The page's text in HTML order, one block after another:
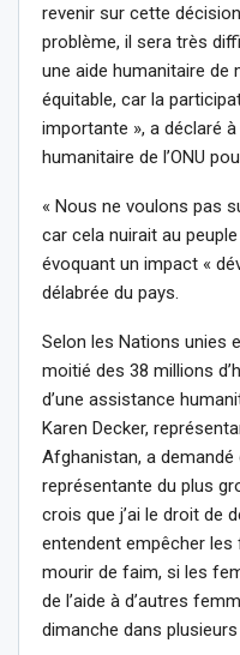
revenir sur cette
problème, il sera très
une aide humanitaire de
équitable, car la
importante », a déclaré
humanitaire de l’ONU
« Nous ne voulons pas
car cela nuirait au
évoquant un impact «
délabrée du pays.
Selon les Nations unies
moitié des 38 millions
d’une assistance
Karen Decker,
Afghanistan, a
représentante du plus
crois que j’ai le droit de
entendent empêcher
mourir de faim, si les
de l’aide à d’autres
dimanche dans